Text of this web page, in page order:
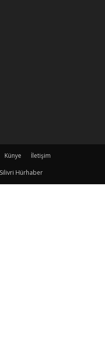
Künye
İletişim
Hürhaber